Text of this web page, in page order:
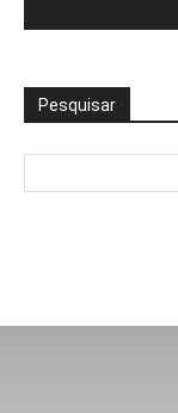
Pesquisar